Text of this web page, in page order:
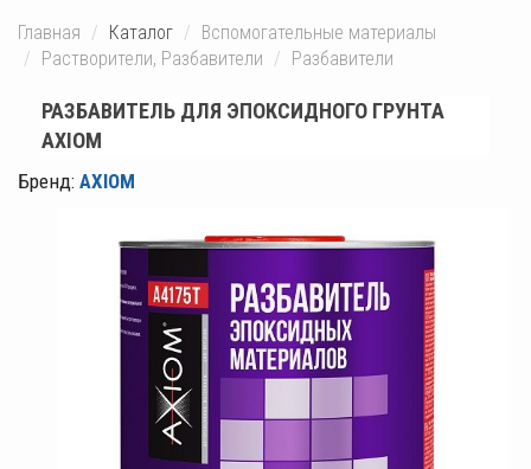
Главная Каталог
Вспомогательные материалы
Растворители, Разбавители
Разбавители
РАЗБАВИТЕЛЬ ДЛЯ ЭПОКСИДНОГО ГРУНТА
AXIOM
Бренд: AXIOM